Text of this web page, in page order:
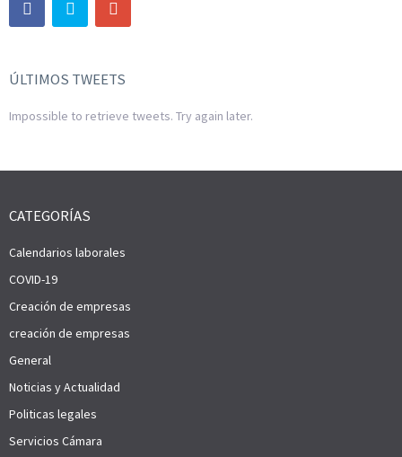
ÚLTIMOS TWEETS
Impossible to retrieve tweets. Try again later.
CATEGORÍAS
Calendarios laborales
COVID-19
Creación de empresas
creación de empresas
General
Noticias y Actualidad
Politicas legales
Servicios Cámara